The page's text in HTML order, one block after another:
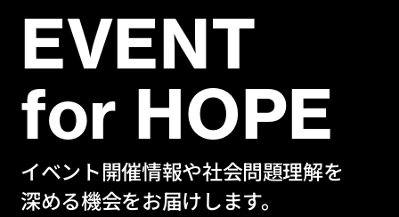
EVENT
for HOPE
イベント開催情報や社会問題理解を
深める機会をお届けします。